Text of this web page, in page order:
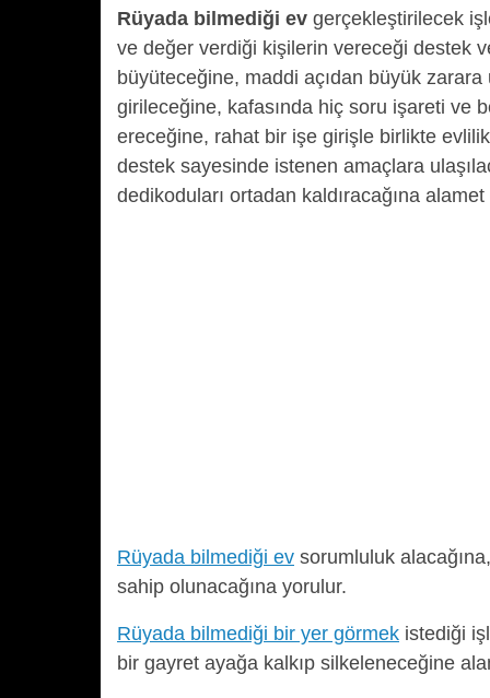
Rüyada bilmediği ev gerçekleştirilecek
ve değer verdiği kişilerin vereceği destek
büyüteceğine, maddi açıdan büyük zarara
girileceğine, kafasında hiç soru işareti ve
ereceğine, rahat bir işe girişle birlikte
destek sayesinde istenen amaçlara
dedikoduları ortadan kaldıracağına
Rüyada bilmediği ev sorumluluk
sahip olunacağına yorulur.
Rüyada bilmediği bir yer görmek istediği
bir gayret ayağa kalkıp silkeleneceğine